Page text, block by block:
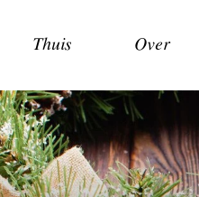
Thuis Over